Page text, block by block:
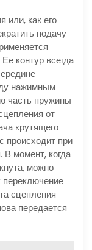
или, как его
подачу
контур всегда
нажимным
часть пружины
от
крутящего
происходит при
В момент, когда
можно
переключение
сцепления
передается